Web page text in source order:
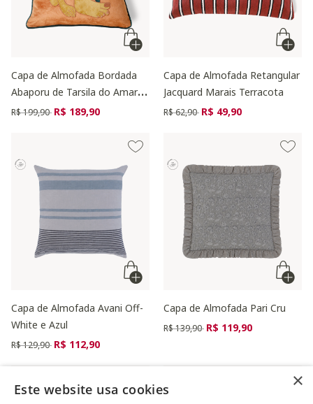
Capa de Almofada Bordada
Abaporu de Tarsila do Amaral
Terracota
Preço reduzido de
R$ 199,90 para
R$ 189,90
Capa de Almofada Retangular
Jacquard Marais Terracota
Preço reduzido de
R$ 62,90 para
R$ 49,90
Capa de Almofada Avani Off-
White e Azul
Preço reduzido de
R$ 129,90 para
R$ 112,90
Capa de Almofada Pari Cru
Preço reduzido de
R$ 139,90 para
R$ 119,90
×
Este website usa cookies